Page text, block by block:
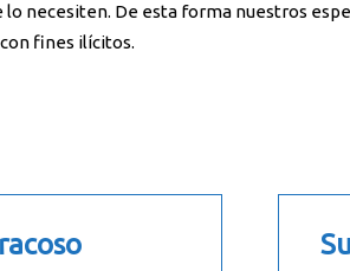
lo necesiten. De esta forma nuestros
fines ilícitos.